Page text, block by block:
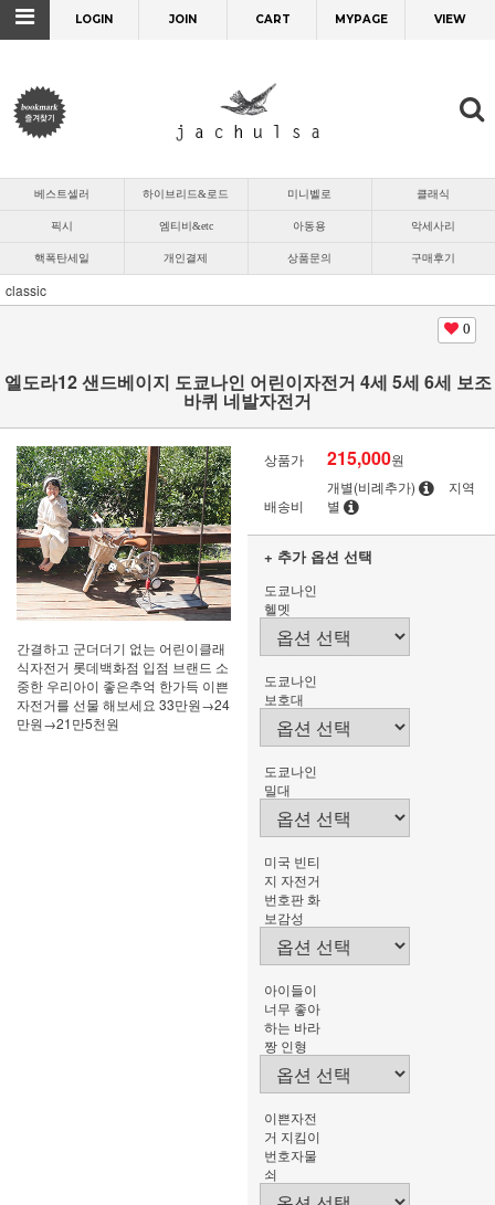
LOGIN JOIN CART MYPAGE VIEW
베스트셀러 하이브리드&로드 미니벨로 클래식
픽시 엠티비&etc 아동용 악세사리
핵폭탄세일 개인결제 상품문의 구매후기
classic
0
엘도라12 샌드베이지 도쿄나인 어린이자전거 4세 5세 6세 보조
바퀴 네발자전거
간결하고 군더더기 없는 어린이클래
식자전거 롯데백화점 입점 브랜드 소
중한 우리아이 좋은추억 한가득 이쁜
자전거를 선물 해보세요 33만원→24
만원→21만5천원
상품가 215,000원
배송비
개별(비례추가)
지역
별
+ 추가 옵션 선택
도쿄나인
헬멧
도쿄나인
보호대
도쿄나인
밀대
미국 빈티
지 자전거
번호판 화
보감성
아이들이
너무 좋아
하는 바라
짱 인형
이쁜자전
거 지킴이
번호자물
쇠